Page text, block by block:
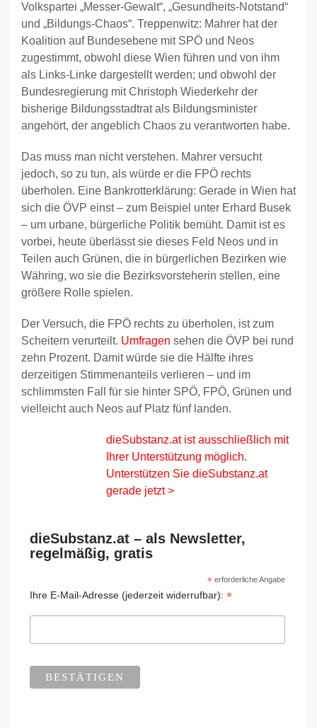
Volkspartei „Messer-Gewalt“, „Gesundheits-Notstand“
und „Bildungs-Chaos“. Treppenwitz: Mahrer hat der
Koalition auf Bundesebene mit SPÖ und Neos
zugestimmt, obwohl diese Wien führen und von ihm
als Links-Linke dargestellt werden; und obwohl der
Bundesregierung mit Christoph Wiederkehr der
bisherige Bildungsstadtrat als Bildungsminister
angehört, der angeblich Chaos zu verantworten habe.
Das muss man nicht verstehen. Mahrer versucht
jedoch, so zu tun, als würde er die FPÖ rechts
überholen. Eine Bankrotterklärung: Gerade in Wien hat
sich die ÖVP einst – zum Beispiel unter Erhard Busek
– um urbane, bürgerliche Politik bemüht. Damit ist es
vorbei, heute überlässt sie dieses Feld Neos und in
Teilen auch Grünen, die in bürgerlichen Bezirken wie
Währing, wo sie die Bezirksvorsteherin stellen, eine
größere Rolle spielen.
Der Versuch, die FPÖ rechts zu überholen, ist zum
Scheitern verurteilt. Umfragen sehen die ÖVP bei rund
zehn Prozent. Damit würde sie die Hälfte ihres
derzeitigen Stimmenanteils verlieren – und im
schlimmsten Fall für sie hinter SPÖ, FPÖ, Grünen und
vielleicht auch Neos auf Platz fünf landen.
dieSubstanz.at ist ausschließlich mit
Ihrer Unterstützung möglich.
Unterstützen Sie dieSubstanz.at
gerade jetzt >
dieSubstanz.at – als Newsletter,
regelmäßig, gratis
*erforderliche Angabe
Ihre E-Mail-Adresse (jederzeit widerrufbar): *